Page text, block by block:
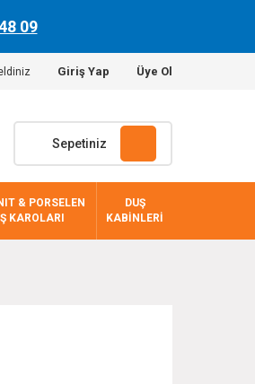
09
Giriş Yap Üye Ol
Sepetiniz
& PORSELEN
KAROLARI
DUŞ
KABİNLERİ